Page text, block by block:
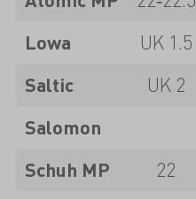
Lowa
UK 1.5
Saltic
UK 2
Salomon
Schuh MP
22